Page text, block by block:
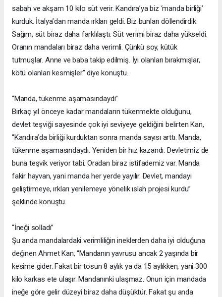
sabah ve akşam 10 kilo süt verir. Kandıra’ya biz ‘manda birliği’
kurduk. İtalya’dan manda ırkları geldi. Biz bunları döllendirdik.
Sağım, süt biraz daha farklılaştı. Süt verimi biraz daha yükseldi.
Oranın mandaları biraz daha verimli. Çünkü soy, kütük
tutmuşlar. Anne ve baba takip edilmiş. İyi olanları bırakmışlar,
kötü olanları kesmişler” diye konuştu.
“Manda, tükenme aşamasındaydı”
Birkaç yıl önceye kadar mandaların tükenmekte olduğunu,
devlet teşviği sayesinde çok iyi seviyeye geldiğini belirten Kan,
“Kandıra’da birliği kurduktan sonra manda sayısı arttı. Manda,
tükenme aşamasındaydı. Yeniden bir hız kazandı. Devletimiz de
buna teşvik veriyor tabi. Oradan biraz istifademiz var. Manda
fakir hayvan, yani manda her yerde yayılır. Devlet, mandayı
geliştirmeye, ırkları yenilemeye yönelik ıslah projesi kurdu”
şeklinde konuştu.
“İneği solladı”
Şu anda mandalardaki verimliliğin ineklerden daha iyi olduğuna
değinen Ahmet Kan, “Mandanın yavrusu ancak 2 yaşında bir
kesime gider. Fakat bir tosun 8 aylık ya da 15 aylıkken, yani 300
kilo karkas ete ulaşır. Mandanınki ulaşmaz. Onun için mandada
ineğe göre gelir düzeyi biraz daha düşüktür. Fakat şu anda